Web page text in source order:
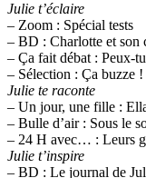
Julie t’éclaire
– Zoom : Spécial tests
– BD : Charlotte et son
– Ça fait débat : Peux-
– Sélection : Ça buzze !
Julie te raconte
– Un jour, une fille :
– Bulle d’air : Sous le
– 24 H avec… : Leurs
Julie t’inspire
– BD : Le journal de